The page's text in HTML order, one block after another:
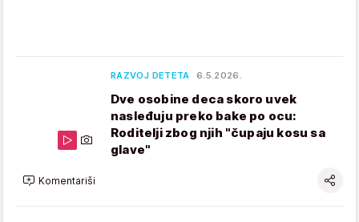
RAZVOJ DETETA 6.5.2026.
Dve osobine deca skoro uvek
nasleđuju preko bake po ocu:
Roditelji zbog njih "čupaju kosu sa
glave"
Komentariši